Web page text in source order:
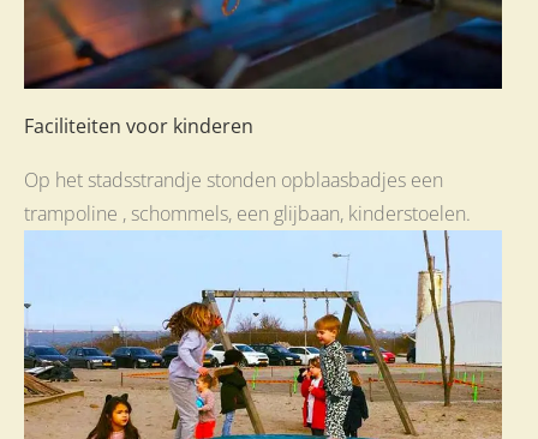
Faciliteiten voor kinderen
Op het stadsstrandje stonden opblaasbadjes een
trampoline , schommels, een glijbaan, kinderstoelen.